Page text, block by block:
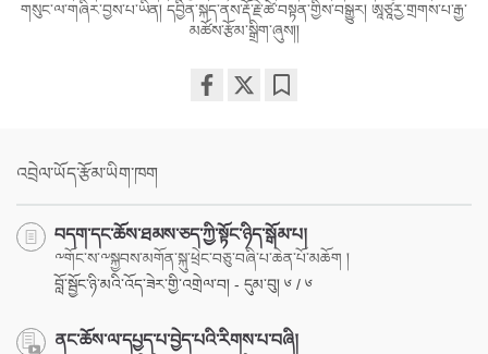
གསུང་ལ་གཞིར་བྱས་པ་ཡིན། དབྱིན་སྐད་ནས་རྡོ་རྗེ་ཚེ་བསྟན་གྱིས་བསྒྱུར། ཨཱཙཱརྱ་གྲགས་པ་རྒྱ་
མཚོས་རྩོམ་སྒྲིག་ཞུས།།
འབྲེལ་ཡོད་རྩོམ་ཡིག་ཁག
བདག་དང་ཆོས་ཐམས་ཅད་ཀྱི་སྟོང་ཉིད་སྒོམ་པ།
༸གོང་ས་༸སྐྱབས་མགོན་སྐུ་ཕྲེང་བཅུ་བཞི་པ་ཆེན་པོ་མཆོག །
བློ་སྦྱོང་ཉི་མའི་འོད་ཟེར་གྱི་འགྲེལ་བ། - དུམ་བུ། ༦ / ༦
ནང་ཆོས་ལ་དཔྱད་པ་བྱེད་པའི་རིགས་པ་བཞི།